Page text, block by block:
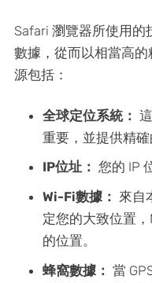
Safari 瀏覽器所使用
數據，從而以相當高
源包括：
全球定位系統：
重要，並提供精確
IP位址： 您的 IP
Wi-Fi數據： 來自
定您的大致位置
的位置。
蜂窩數據： 當